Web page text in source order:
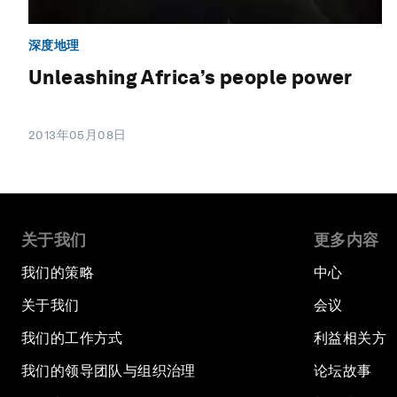
深度地理
Unleashing Africa’s people power
2013年05月08日
关于我们
我们的策略
关于我们
我们的工作方式
我们的领导团队与组织治理
更多内容
中心
会议
利益相关方
论坛故事